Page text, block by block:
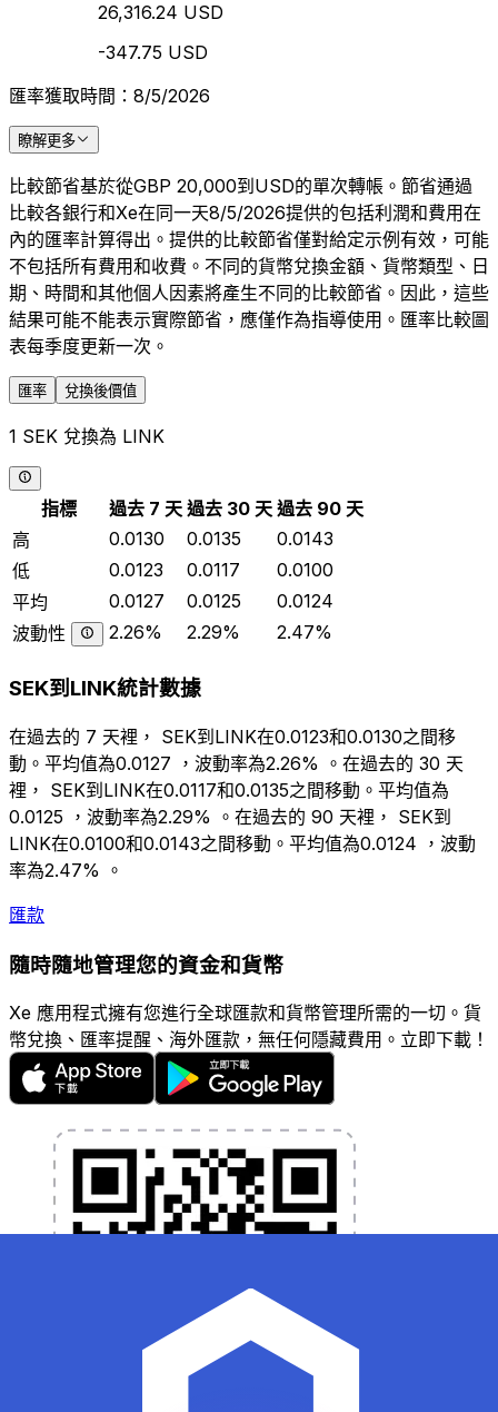
26,316.24 USD
-347.75 USD
匯率獲取時間：8/5/2026
瞭解更多
比較節省基於從GBP 20,000到USD的單次轉帳。節省通過
比較各銀行和Xe在同一天8/5/2026提供的包括利潤和費用在
內的匯率計算得出。提供的比較節省僅對給定示例有效，可能
不包括所有費用和收費。不同的貨幣兌換金額、貨幣類型、日
期、時間和其他個人因素將產生不同的比較節省。因此，這些
結果可能不能表示實際節省，應僅作為指導使用。匯率比較圖
表每季度更新一次。
匯率 兌換後價值
1 SEK 兌換為 LINK
指標 過去 7 天 過去 30 天 過去 90 天
高
0.0130 0.0135
0.0143
低
0.0123 0.0117
0.0100
平均
0.0127 0.0125
0.0124
波動性
2.26% 2.29% 2.47%
SEK到LINK統計數據
在過去的 7 天裡， SEK到LINK在0.0123和0.0130之間移
動。平均值為0.0127 ，波動率為2.26% 。在過去的 30 天
裡， SEK到LINK在0.0117和0.0135之間移動。平均值為
0.0125 ，波動率為2.29% 。在過去的 90 天裡， SEK到
LINK在0.0100和0.0143之間移動。平均值為0.0124 ，波動
率為2.47% 。
匯款
隨時隨地管理您的資金和貨幣
Xe 應用程式擁有您進行全球匯款和貨幣管理所需的一切。貨
幣兌換、匯率提醒、海外匯款，無任何隱藏費用。立即下載！